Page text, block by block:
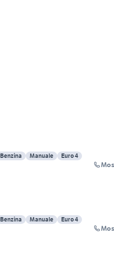
Benzina Manuale
Euro 4
Benzina Manuale
Euro 4